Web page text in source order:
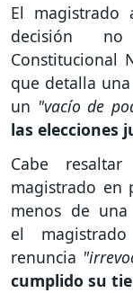
El magistrado
decisión
Constitucional
que detalla
un "vacío de
las elecciones
Cabe
magistrado en
menos de
el
renuncia
cumplido su